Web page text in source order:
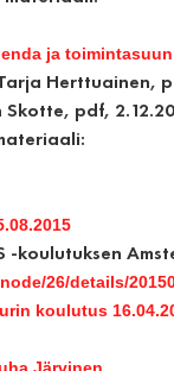
ja
Herttuainen,
Skotte, pdf,
koulutuksen
26/details/
koulutus